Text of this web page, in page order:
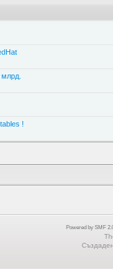
!
Powered by SMF